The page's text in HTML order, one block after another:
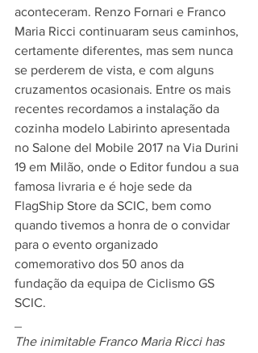
aconteceram. Renzo Fornari e Franco
Maria Ricci continuaram seus caminhos,
certamente diferentes, mas sem nunca
se perderem de vista, e com alguns
cruzamentos ocasionais. Entre os mais
recentes recordamos a instalação da
cozinha modelo Labirinto apresentada
no Salone del Mobile 2017 na Via Durini
19 em Milão, onde o Editor fundou a sua
famosa livraria e é hoje sede da
FlagShip Store da SCIC, bem como
quando tivemos a honra de o convidar
para o evento organizado
comemorativo dos 50 anos da
fundação da equipa de Ciclismo GS
SCIC.
The inimitable Franco Maria Ricci has